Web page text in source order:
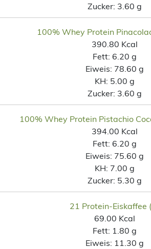
Zucker: 3.60 g
100% Whey Protein
390.80 Kcal
Fett: 6.20 g
Eiweis: 78.60 g
KH: 5.00 g
Zucker: 3.60 g
100% Whey Protein Pistachio
394.00 Kcal
Fett: 6.20 g
Eiweis: 75.60 g
KH: 7.00 g
Zucker: 5.30 g
21 Protein-Eiskaffee
69.00 Kcal
Fett: 1.80 g
Eiweis: 11.30 g